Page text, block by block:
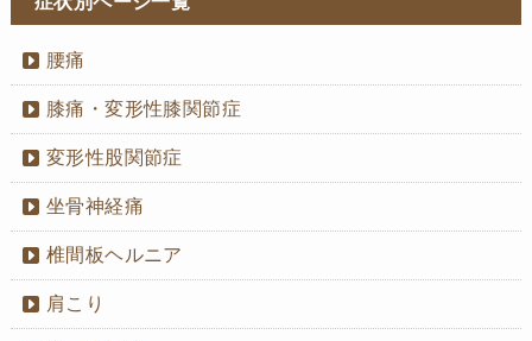
腰痛
膝痛・変形性膝関節症
変形性股関節症
坐骨神経痛
椎間板ヘルニア
肩こり